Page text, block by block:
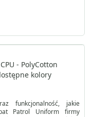
przenoszenie
w miejscach o
takich jak tereny
CQB. Możliwość
taktycznych,
jak i operacjach
- PolyCotton
kolory
funkcjonalność, jakie
Patrol Uniform firmy